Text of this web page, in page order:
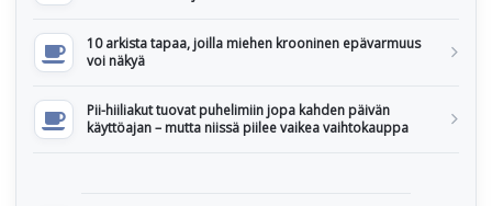
10 arkista tapaa, joilla miehen krooninen epävarmuus
voi näkyä
Pii-hiiliakut tuovat puhelimiin jopa kahden päivän
käyttöajan – mutta niissä piilee vaikea vaihtokauppa